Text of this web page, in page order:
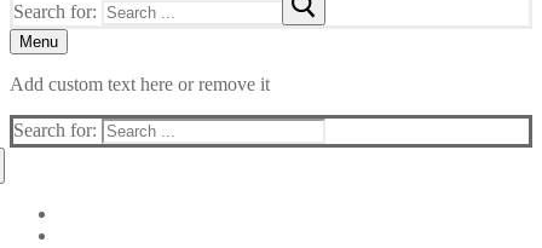
Search for:
Menu
Add custom text here or remove it
Search for: